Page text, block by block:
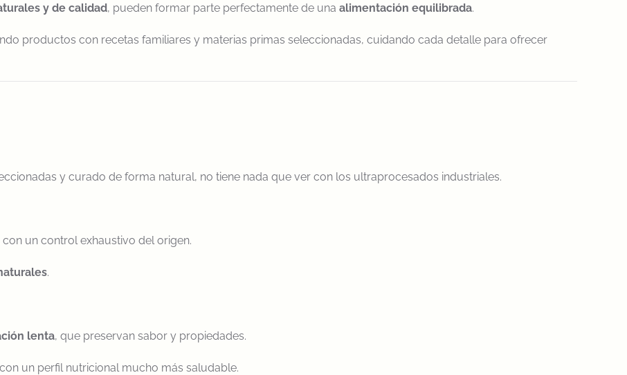
y de calidad, pueden formar parte perfectamente de una alimentación equilibrada.
productos con recetas familiares y materias primas seleccionadas, cuidando cada detalle para ofrecer
y curado de forma natural, no tiene nada que ver con los ultraprocesados industriales.
con un control exhaustivo del origen.
.
lenta, que preservan sabor y propiedades.
un perfil nutricional mucho más saludable.